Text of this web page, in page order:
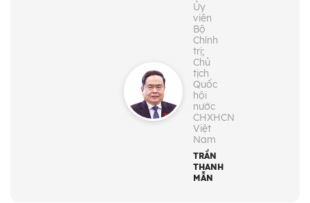
Ủy
viên
Bộ
Chính
trị;
Chủ
tịch
Quốc
hội
nước
CHXHCN
Việt
Nam
TRẦN
THANH
MẪN